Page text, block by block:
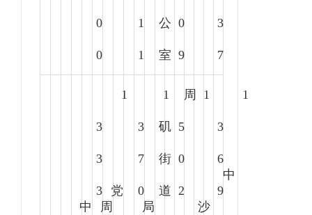
0
0
1
1
公
室
0
9
3
7
中 周
党
1
3
3
3
局
1
3
7
0
周
矶
街
道
1
5
0
2
中
沙
1
3
6
9